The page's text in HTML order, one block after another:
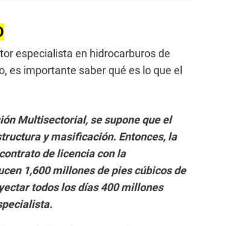
especialista en hidrocarburos de
es importante saber qué es lo que el
Multisectorial, se supone que el
y masificación. Entonces, la
de licencia con la
1,600 millones de pies cúbicos de
todos los días 400 millones